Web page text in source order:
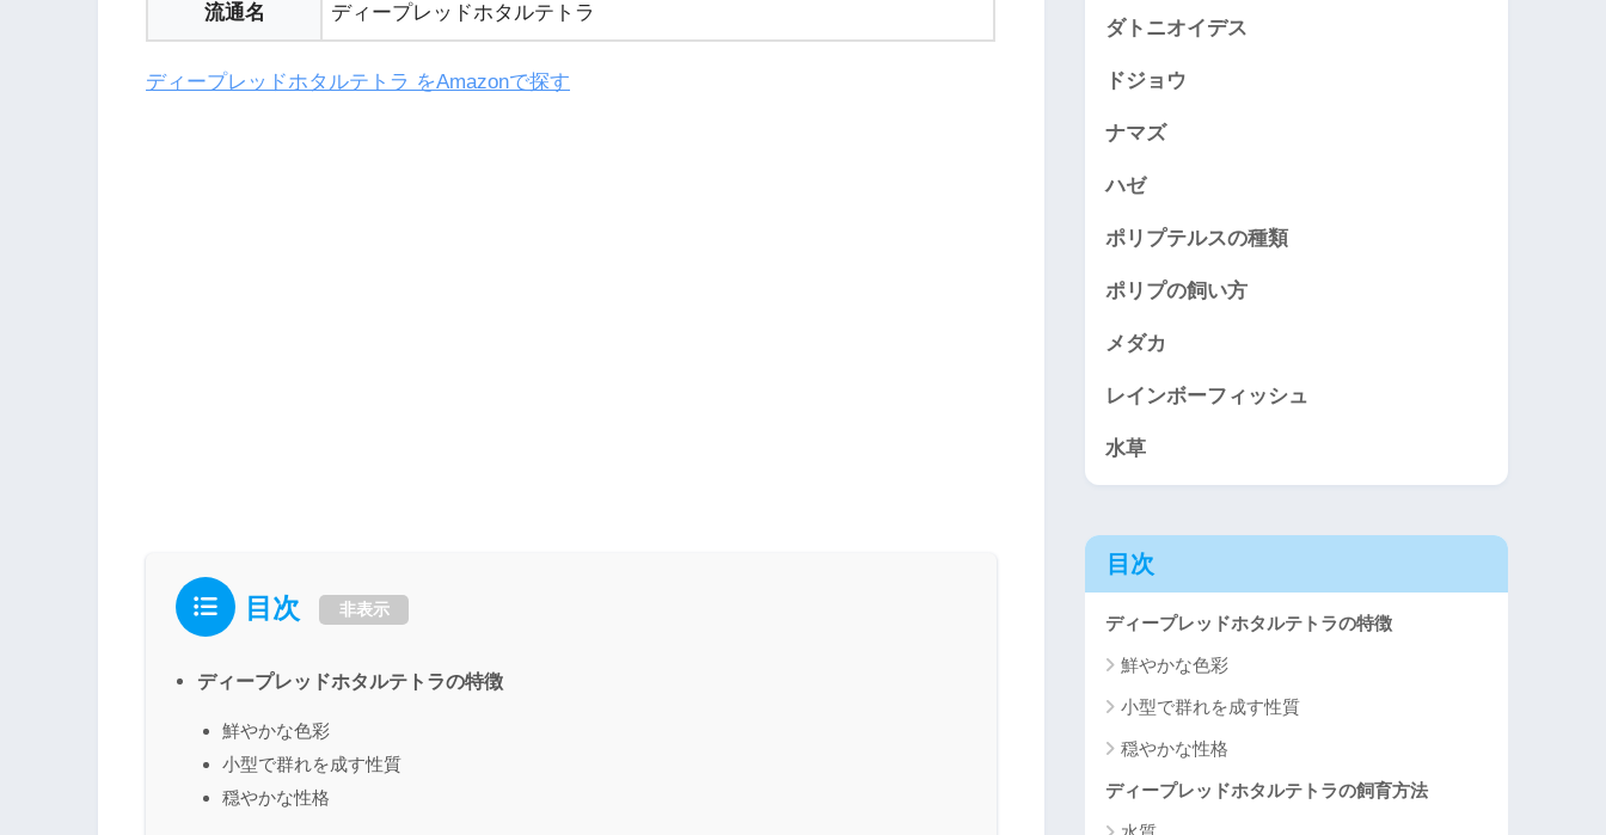
流通名 ディープレッドホタルテトラ
ディープレッドホタルテトラ をAmazonで探す
目次 非表示
ディープレッドホタルテトラの特徴
鮮やかな色彩
小型で群れを成す性質
穏やかな性格
ダトニオイデス
ドジョウ
ナマズ
ハゼ
ポリプテルスの種類
ポリプの飼い方
メダカ
レインボーフィッシュ
水草
目次
ディープレッドホタルテトラの特徴
鮮やかな色彩
小型で群れを成す性質
穏やかな性格
ディープレッドホタルテトラの飼育方法